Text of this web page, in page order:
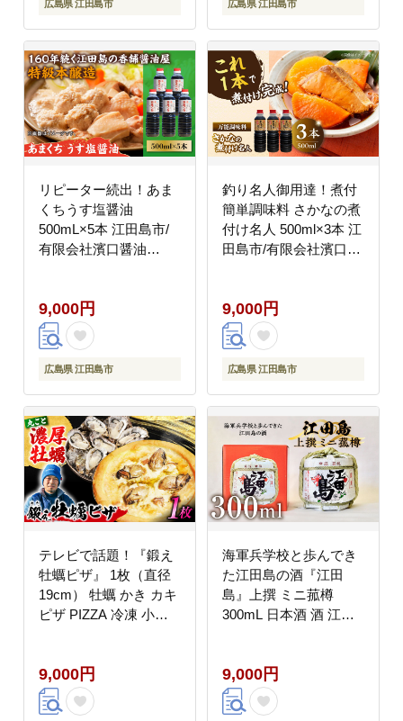
広島県 江田島市 広島県 江田島市
リピーター続出！あま
くちうす塩醤油
500mL×5本 江田島市/
有限会社濱口醤油
9,000円
広島県 江田島市
釣り名人御用達！煮付
簡単調味料 さかなの煮
付け名人 500ml×3本 江
田島市/有限会社濱口醤
9,000円
広島県 江田島市
テレビで話題！『鍛え
牡蠣ピザ』 1枚（直径
19cm） 牡蠣 かき カキ
ピザ PIZZA 冷凍 小麦
[XAE062]
9,000円
海軍兵学校と歩んでき
た江田島の酒『江田
島』上撰 ミニ菰樽
300mL 日本酒 酒 江田
9,000円